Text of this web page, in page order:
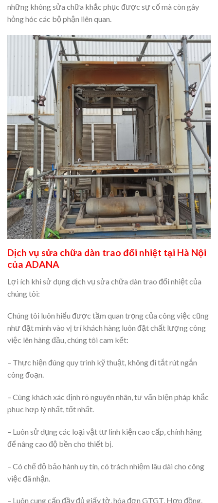
những không sửa chữa khắc phục được sự cố mà còn gây
hỏng hóc các bộ phận liên quan.
Dịch vụ sửa chữa dàn trao đổi nhiệt tại Hà Nội
của ADANA
Lợi ích khi sử dụng dịch vụ sửa chữa dàn trao đổi nhiệt của
chúng tôi:
Chúng tôi luôn hiểu được tầm quan trọng của công việc cũng
như đặt mình vào vị trí khách hàng luôn đặt chất lượng công
việc lên hàng đầu, chúng tôi cam kết:
– Thực hiện đúng quy trình kỹ thuật, không đi tắt rút ngắn
công đoạn.
– Cùng khách xác định rõ nguyên nhân, tư vấn biện pháp khắc
phục hợp lý nhất, tốt nhất.
– Luôn sử dụng các loại vật tư linh kiện cao cấp, chính hãng
để nâng cao độ bền cho thiết bị.
– Có chế độ bảo hành uy tín, có trách nhiệm lâu dài cho công
việc đã nhận.
– Luôn cung cấp đầy đủ giấy tờ, hóa đơn GTGT, Hợp đồng.